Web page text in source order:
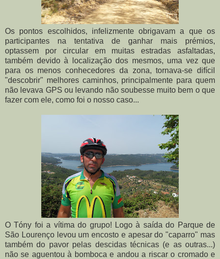
Os pontos escolhidos, infelizmente obrigavam a que os
participantes na tentativa de ganhar mais prémios,
optassem por circular em muitas estradas asfaltadas,
também devido à localização dos mesmos, uma vez que
para os menos conhecedores da zona, tornava-se difícil
"descobrir" melhores caminhos, principalmente para quem
não levava GPS ou levando não soubesse muito bem o que
fazer com ele, como foi o nosso caso...
O Tóny foi a vítima do grupo! Logo à saída do Parque de
São Lourenço levou um encosto e apesar do "caparro" mas
também do pavor pelas descidas técnicas (e as outras...)
não se aguentou à bomboca e andou a riscar o cromado e